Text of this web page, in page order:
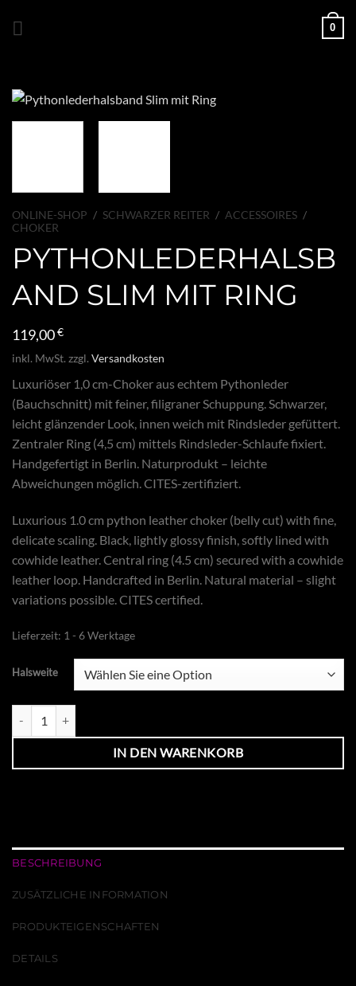
0
ONLINE-SHOP / SCHWARZER REITER / ACCESSOIRES /
CHOKER
PYTHONLEDERHALSB
AND SLIM MIT RING
119,00€
inkl. MwSt. zzgl. Versandkosten
Luxuriöser 1,0 cm-Choker aus echtem Pythonleder
(Bauchschnitt) mit feiner, filigraner Schuppung. Schwarzer,
leicht glänzender Look, innen weich mit Rindsleder gefüttert.
Zentraler Ring (4,5 cm) mittels Rindsleder-Schlaufe fixiert.
Handgefertigt in Berlin. Naturprodukt – leichte
Abweichungen möglich. CITES-zertifiziert.
Luxurious 1.0 cm python leather choker (belly cut) with fine,
delicate scaling. Black, lightly glossy finish, softly lined with
cowhide leather. Central ring (4.5 cm) secured with a cowhide
leather loop. Handcrafted in Berlin. Natural material – slight
variations possible. CITES certified.
Lieferzeit: 1 - 6 Werktage
Halsweite
IN DEN WARENKORB
BESCHREIBUNG
ZUSÄTZLICHE INFORMATION
PRODUKTEIGENSCHAFTEN
DETAILS